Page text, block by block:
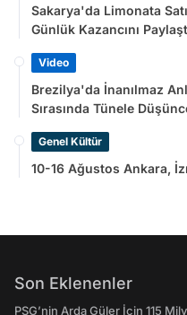
Sakarya'da Limonata
Günlük Kazancını
Video
Brezilya'da İnanılmaz
Sırasında Tünele
Genel Kültür
10-16 Ağustos Ankara,
Son Eklenenler
PSG’nin Arda Güler İçin 115